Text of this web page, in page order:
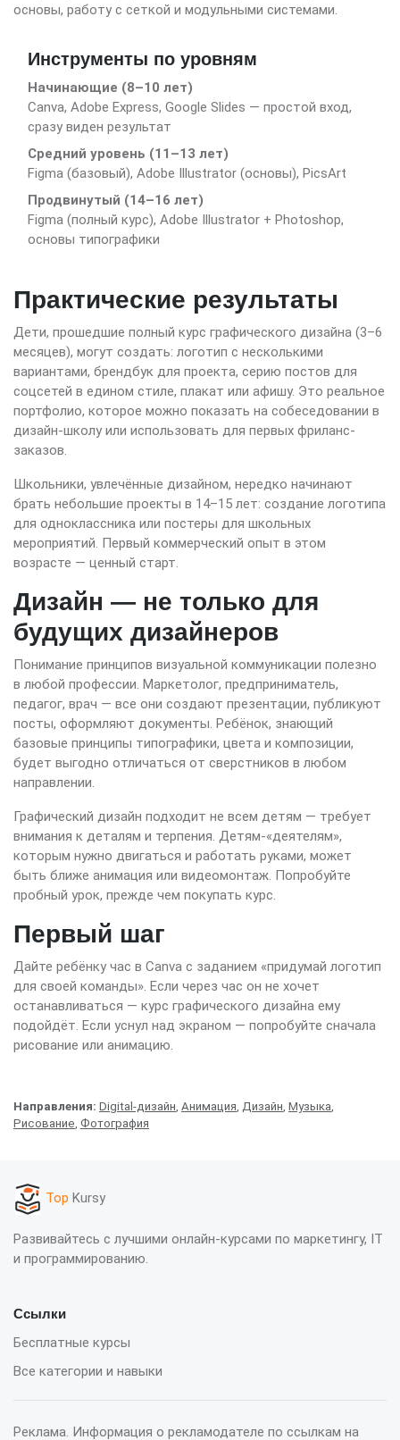
основы, работу с сеткой и модульными системами.
Инструменты по уровням
Начинающие (8–10 лет)
Canva, Adobe Express, Google Slides — простой вход,
сразу виден результат
Средний уровень (11–13 лет)
Figma (базовый), Adobe Illustrator (основы), PicsArt
Продвинутый (14–16 лет)
Figma (полный курс), Adobe Illustrator + Photoshop,
основы типографики
Практические результаты
Дети, прошедшие полный курс графического дизайна (3–6
месяцев), могут создать: логотип с несколькими
вариантами, брендбук для проекта, серию постов для
соцсетей в едином стиле, плакат или афишу. Это реальное
портфолио, которое можно показать на собеседовании в
дизайн-школу или использовать для первых фриланс-
заказов.
Школьники, увлечённые дизайном, нередко начинают
брать небольшие проекты в 14–15 лет: создание логотипа
для одноклассника или постеры для школьных
мероприятий. Первый коммерческий опыт в этом
возрасте — ценный старт.
Дизайн — не только для
будущих дизайнеров
Понимание принципов визуальной коммуникации полезно
в любой профессии. Маркетолог, предприниматель,
педагог, врач — все они создают презентации, публикуют
посты, оформляют документы. Ребёнок, знающий
базовые принципы типографики, цвета и композиции,
будет выгодно отличаться от сверстников в любом
направлении.
Графический дизайн подходит не всем детям — требует
внимания к деталям и терпения. Детям-«деятелям»,
которым нужно двигаться и работать руками, может
быть ближе анимация или видеомонтаж. Попробуйте
пробный урок, прежде чем покупать курс.
Первый шаг
Дайте ребёнку час в Canva с заданием «придумай логотип
для своей команды». Если через час он не хочет
останавливаться — курс графического дизайна ему
подойдёт. Если уснул над экраном — попробуйте сначала
рисование или анимацию.
Направления: Digital-дизайн, Анимация, Дизайн, Музыка,
Рисование, Фотография
Top Kursy
Развивайтесь с лучшими онлайн-курсами по маркетингу, IT
и программированию.
Ссылки
Бесплатные курсы
Все категории и навыки
Реклама. Информация о рекламодателе по ссылкам на